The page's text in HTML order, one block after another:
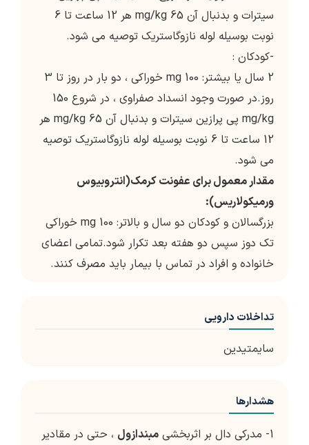
سیترات و بدنبال آن 65 mg/kg هر 12 ساعت تا 6
نوبت بوسیله لوله نازوگاستریک توصیه می شود.
-کودکان :
2 سال یا بیشتر: 100 mg خوراکی ، دو بار در روز تا 3
روز.در صورت وجود انسداد صفراوی ، در شروع 150
mg/kg پی پرازین سیترات و بدنبال آن 65 mg/kg هر
12 ساعت تا 6 نوبت بوسیله لوله نازوگاستریک توصیه
می شود.
مقدار معمول برای عفونت کرمک(انتروبیوس
ورمیکولاریس):
بزرگسالان و کودکان دو سال و بالاتر: 100 mg خوراکی
تک دوز سپس دو هفته بعد تکرار شود.تمامی اعضای
خانواده و افراد در تماس با بیمار باید مصرف کنند.
تداخلات دارویی
سایمتیدین
هشدارها
1- مدرکی دال بر اثربخشی مبندازول ، حتی در مقادیر